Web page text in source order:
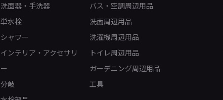
洗面器・手洗器
単水栓
シャワー
インテリア・アクセサリ
ー
分岐
バス・空調周辺用品
洗面周辺用品
洗濯機周辺用品
トイレ周辺用品
ガーデニング周辺用品
工具